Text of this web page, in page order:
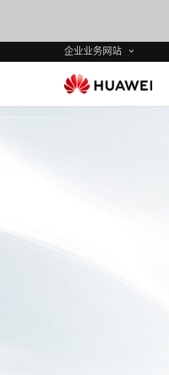
企业业务网站